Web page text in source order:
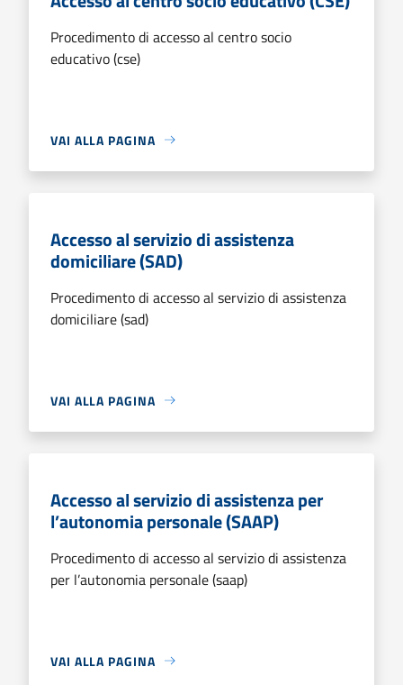
Procedimento di accesso al centro socio
educativo (cse)
VAI ALLA PAGINA
Accesso al servizio di assistenza
domiciliare (SAD)
Procedimento di accesso al servizio di assistenza
domiciliare (sad)
VAI ALLA PAGINA
Accesso al servizio di assistenza per
l’autonomia personale (SAAP)
Procedimento di accesso al servizio di assistenza
per l’autonomia personale (saap)
VAI ALLA PAGINA